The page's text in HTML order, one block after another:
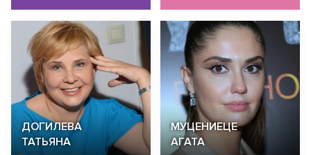
ДОГИЛЕВА
ТАТЬЯНА
МУЦЕНИЕЦЕ
АГАТА